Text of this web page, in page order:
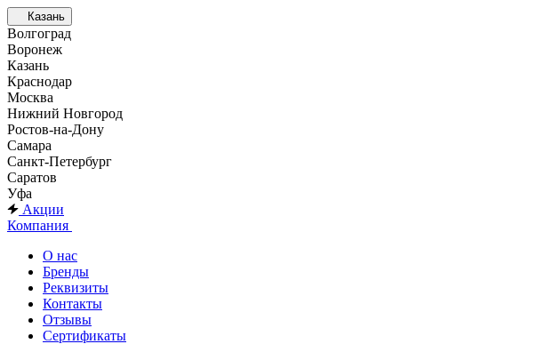
Казань
Волгоград
Воронеж
Казань
Краснодар
Москва
Нижний Новгород
Ростов-на-Дону
Самара
Санкт-Петербург
Саратов
Уфа
Акции
Компания
О нас
Бренды
Реквизиты
Контакты
Отзывы
Сертификаты